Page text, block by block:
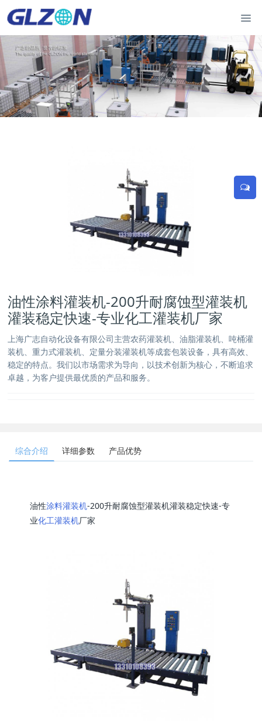
油性涂料灌装机-200升耐腐蚀型灌装机
灌装稳定快速-专业化工灌装机厂家
​上海广志自动化设备有限公司主营农药灌装机、油脂灌装机、吨桶灌
装机、重力式灌装机、定量分装灌装机等成套包装设备，具有高效、
稳定的特点。我们以市场需求为导向，以技术创新为核心，不断追求
卓越，为客户提供最优质的产品和服务。
综合介绍 详细参数 产品优势
油性涂料灌装机-200升耐腐蚀型灌装机灌装稳定快速-专
业化工灌装机厂家